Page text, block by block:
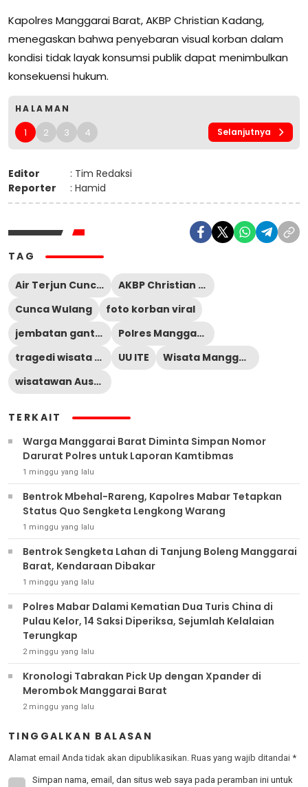
Kapolres Manggarai Barat, AKBP Christian Kadang,
menegaskan bahwa penyebaran visual korban dalam
kondisi tidak layak konsumsi publik dapat menimbulkan
konsekuensi hukum.
HALAMAN
1 2 3 4 Selanjutnya
Editor
: Tim Redaksi
Reporter
: Hamid
TAG
Air Terjun Cunca Wulang
AKBP Christian Kadang
Cunca Wulang
foto korban viral
jembatan gantung Cunca Wulang
Polres Manggarai Barat
tragedi wisata Labuan Bajo
UU ITE
Wisata Manggarai Barat
wisatawan Austria
TERKAIT
Warga Manggarai Barat Diminta Simpan Nomor
Darurat Polres untuk Laporan Kamtibmas
1 minggu yang lalu
Bentrok Mbehal-Rareng, Kapolres Mabar Tetapkan
Status Quo Sengketa Lengkong Warang
1 minggu yang lalu
Bentrok Sengketa Lahan di Tanjung Boleng Manggarai
Barat, Kendaraan Dibakar
1 minggu yang lalu
Polres Mabar Dalami Kematian Dua Turis China di
Pulau Kelor, 14 Saksi Diperiksa, Sejumlah Kelalaian
Terungkap
2 minggu yang lalu
Kronologi Tabrakan Pick Up dengan Xpander di
Merombok Manggarai Barat
2 minggu yang lalu
TINGGALKAN BALASAN
Alamat email Anda tidak akan dipublikasikan. Ruas yang wajib ditandai *
Simpan nama, email, dan situs web saya pada peramban ini untuk